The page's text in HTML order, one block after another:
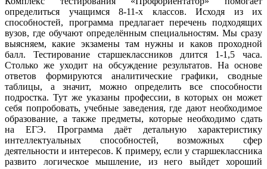
определиться учащимся 8-11-х классов. Исходя из их
способностей, программа предлагает перечень подходящих
вузов, где обучают определённым специальностям. Мы сразу
выясняем, какие экзамены там нужны и каков проходной
балл. Тестирование старшеклассников длится 1-1,5 часа.
Столько же уходит на обсуждение результатов. На основе
ответов формируются аналитические графики, сводные
таблицы, а значит, можно определить все способности
подростка. Тут же указаны профессии, в которых он может
себя попробовать, учебные заведения, где дают необходимое
образование, а также предметы, которые необходимо сдать
на ЕГЭ. Программа даёт детальную характеристику
интеллектуальных способностей, возможных сфер
деятельности и интересов. К примеру, если у старшеклассника
развито логическое мышление, из него выйдет хороший